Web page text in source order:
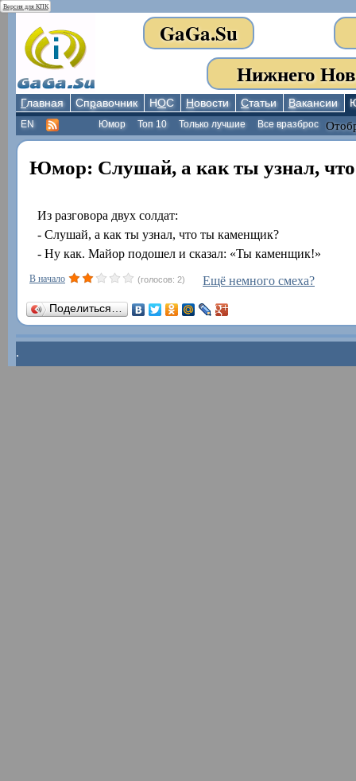
Версия для КПК
GaGa.Su
Нижнего
Главная Справочник НОС Новости Статьи Вакансии
Все вразброс
Только лучшие
Топ 10
Юмор
EN
Юмор: Слушай, а как ты узнал,
Из разговора двух солдат:
- Слушай, а как ты узнал, что ты каменщик?
- Ну как. Майор подошел и сказал: «Ты каменщик!»
В начало (голосов: 2) Ещё немного смеха?
Поделиться…
.